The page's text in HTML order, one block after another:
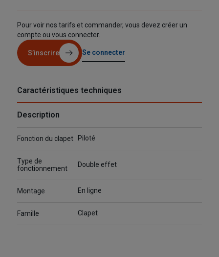
Pour voir nos tarifs et commander, vous devez créer un
compte ou vous connecter.
S’inscrire Se connecter
Caractéristiques techniques
Description
Fonction du clapet Piloté
Type de
fonctionnement
Double effet
Montage En ligne
Famille Clapet